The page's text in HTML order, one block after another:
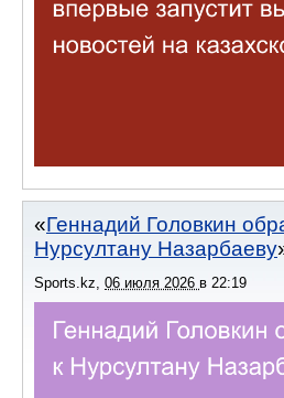
Геннадий Головкин
Нурсултану Назарбаеву
Sports.kz 06 июля 2026 в 22:19